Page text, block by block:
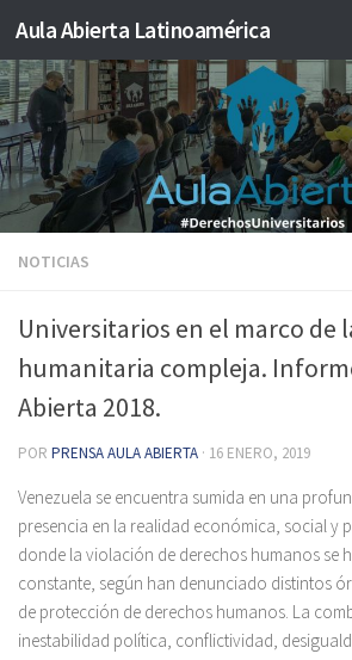
Saltar al contenido
Aula Abierta Latinoamérica
NOTICIAS
Universitarios en el marco de
humanitaria compleja.
Abierta 2018.
POR PRENSA AULA ABIERTA · 16 ENERO, 2019
Venezuela se encuentra sumida en una
presencia en la realidad económica, social y
donde la violación de derechos humanos se
constante, según han denunciado distintos
de protección de derechos humanos. La
inestabilidad política, conflictividad,